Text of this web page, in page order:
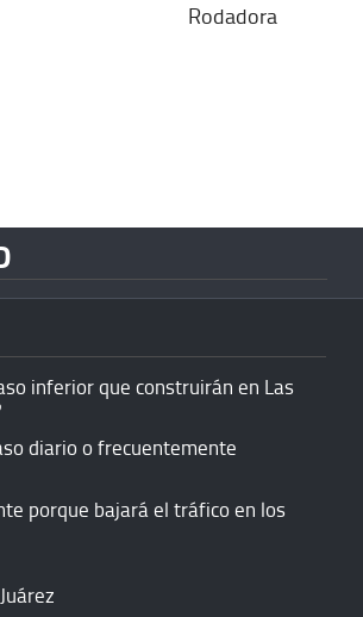
Rodadora
inferior que construirán en Las
diario o frecuentemente
porque bajará el tráfico en los